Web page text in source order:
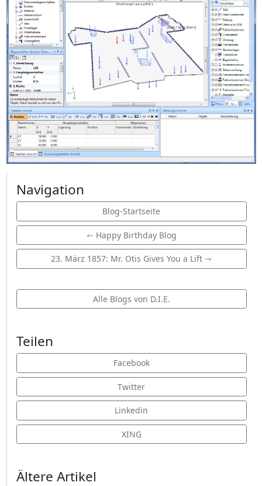
Navigation
Blog-Startseite
⇽ Happy Birthday Blog
23. März 1857: Mr. Otis Gives You a Lift ⇾
Alle Blogs von D.I.E.
Teilen
Facebook
Twitter
Linkedin
XING
Ältere Artikel